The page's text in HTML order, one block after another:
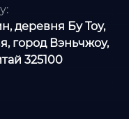
деревня Бу Тоу,
город Вэньчжоу,
325100